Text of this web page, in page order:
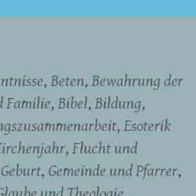
Beten Bewahrung der
Familie Bibel Bildung
Esoterik
Flucht und
Geburt Gemeinde und Pfarrer